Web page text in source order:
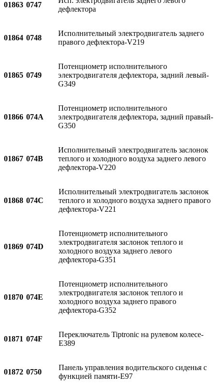
01863 0747
дефлектора
01864 0748
Исполнительный электродвигатель заднего
правого дефлектора-V219
01865 0749
Потенциометр исполнительного
электродвигателя дефлектора, задний левый-
G349
01866 074A
Потенциометр исполнительного
электродвигателя дефлектора, задний правый-
G350
01867 074B
Исполнительный электродвигатель заслонок
теплого и холодного воздуха заднего левого
дефлектора-V220
01868 074C
Исполнительный электродвигатель заслонок
теплого и холодного воздуха заднего правого
дефлектора-V221
01869 074D
Потенциометр исполнительного
электродвигателя заслонок теплого и
холодного воздуха заднего левого
дефлектора-G351
01870 074E
Потенциометр исполнительного
электродвигателя заслонок теплого и
холодного воздуха заднего правого
дефлектора-G352
01871 074F
Переключатель Tiptronic на рулевом колесе-
E389
01872 0750
Панель управления водительского сиденья с
функцией памяти-E97